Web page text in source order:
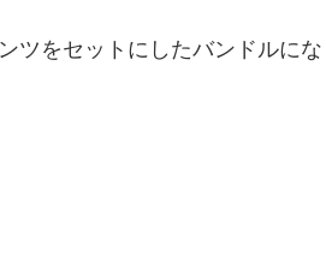
ツをセットにしたバンドルにな